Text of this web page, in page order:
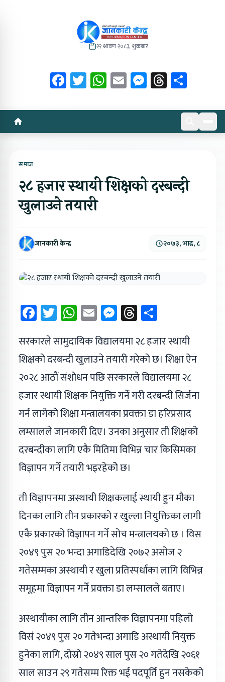
२२ श्रावण २०८३, शुक्रबार
Facebook
Twitter
WhatsApp
EmailMessenger
Threads
समाज
२८ हजार स्थायी शिक्षको दरबन्दी
खुलाउने तयारी
जानकारी केन्द्र २०७३, भाद्र, ८
Facebook
Twitter
WhatsApp
EmailMessenger
Threads
सरकारले सामुदायिक विद्यालयमा २८ हजार स्थायी
शिक्षको दरबन्दी खुलाउने तयारी गरेको छ। शिक्षा ऐन
२०२८ आठाैं संशोधन पछि सरकारले विद्यालयमा २८
हजार स्थायी शिक्षक नियुक्ति गर्ने गरी दरबन्दी सिर्जना
गर्न लागेकोे शिक्षा मन्त्रालयका प्रवक्ता डा हरिप्रसाद
लम्सालले जानकारी दिए। उनका अनुसार ती शिक्षको
दरबन्दीका लागि एकै मितिमा विभिन्न चार किसिमका
विज्ञापन गर्ने तयारी भइरहेकोे छ।
ती विज्ञापनमा अस्थायी शिक्षकलाई स्थायी हुन मौका
दिनका लागि तीन प्रकारको र खुल्ला नियुक्तिका लागी
एकै प्रकारको विज्ञापन गर्ने सोच मन्त्रालयको छ । विस
२०४९ पुस २० भन्दा अगाडिदेखि २०७२ असोज २
गतेसम्मका अस्थायी र खुला प्रतिस्पर्धाका लागि विभिन्न
समूहमा विज्ञापन गर्नेे प्रवक्ता डा लम्सालले बताए।
अस्थायीका लागि तीन आन्तरिक विज्ञापनमा पहिलो
विसं २०४९ पुस २० गतेभन्दा अगाडि अस्थायी नियुक्त
हुनेका लागि, दोस्रो २०४९ साल पुस २० गतेदेखि २०६१
साल साउन २९ गतेसम्म रिक्त भई पदपूर्ति हुन नसकेको